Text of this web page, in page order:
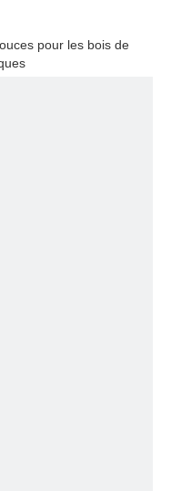
pour les bois de